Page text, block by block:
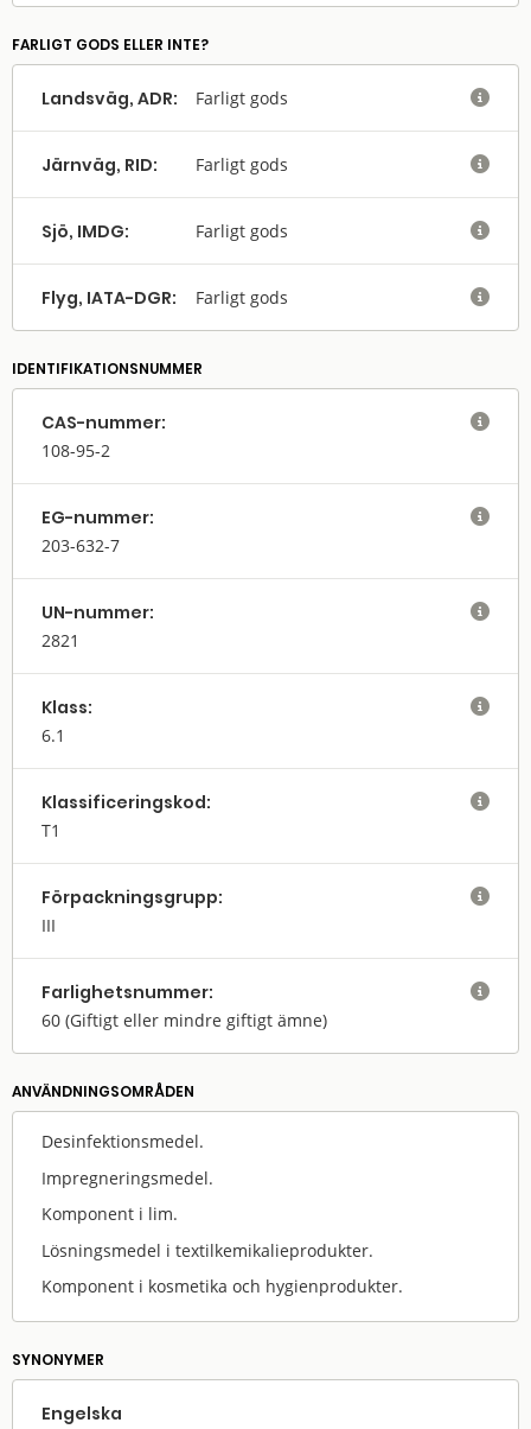
FARLIGT GODS ELLER INTE?
Landsväg, ADR: Farligt gods 
Järnväg, RID: Farligt gods 
Sjö, IMDG: Farligt gods 
Flyg, IATA-DGR: Farligt gods 
IDENTIFIKATIONSNUMMER
CAS-nummer:
108-95-2

EG-nummer:
203-632-7

UN-nummer:
2821

Klass:
6.1

Klassifi­cerings­kod:
T1

Förpack­nings­grupp:
III

Farlighets­nummer:
60 (Giftigt eller mindre giftigt ämne)

ANVÄNDNINGS­OMRÅDEN
Desinfektionsmedel.
Impregneringsmedel.
Komponent i lim.
Lösningsmedel i textilkemikalieprodukter.
Komponent i kosmetika och hygienprodukter.
SYNONYMER
Engelska